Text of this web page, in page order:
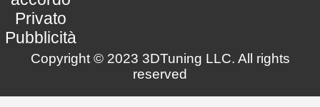
Privato
Pubblicità
Copyright © 2023 3DTuning LLC. All rights
reserved